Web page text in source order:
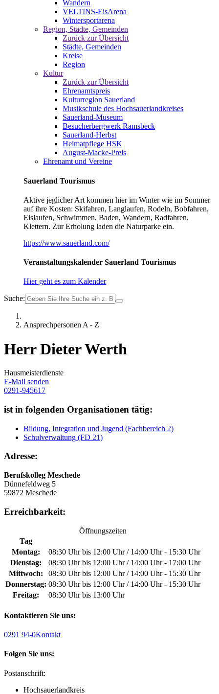
Wandern
VELTINS-EisArena
Wintersportarena
Region, Städte, Gemeinden
Zurück zur Übersicht
Städte, Gemeinden
Kreise
Region
Kultur
Zurück zur Übersicht
Ehrenamtspreis
Kulturregion Sauerland
Musikschule des Hochsauerlandkreises
Sauerland-Museum
Besucherbergwerk Ramsbeck
Sauerland-Herbst
Heimatpflege HSK
August-Macke-Preis
Ehrenamt und Vereine
Sauerland Tourismus
Aktive jeglicher Art kommen hier im Winter wie im Sommer
auf ihre Kosten: Skifahren, Langlaufen, Rodeln, Bobfahren,
Eislaufen, Schwimmen, Baden, Wandern, Radfahren,
Klettern. Zur Erholung laden die Naturparke ein.
https://www.sauerland.com/
Veranstaltungskalender Sauerland Tourismus
Hier geht es zum Kalender
Suche:
Ansprechpersonen A - Z
Herr Dieter Werth
Hausmeisterdienste
E-Mail senden
0291-945617
ist in folgenden Organisationen tätig:
Bildung, Integration und Jugend (Fachbereich 2)
Schulverwaltung (FD 21)
Adresse:
Berufskolleg Meschede
Dünnefeldweg 5
59872 Meschede
Erreichbarkeit:
Öffnungszeiten
Tag
Montag:
08:30 Uhr bis 12:00 Uhr / 14:00 Uhr - 15:30 Uhr
Dienstag:
08:30 Uhr bis 12:00 Uhr / 14:00 Uhr - 17:00 Uhr
Mittwoch:
08:30 Uhr bis 12:00 Uhr / 14:00 Uhr - 15:30 Uhr
Donnerstag: 08:30 Uhr bis 12:00 Uhr / 14:00 Uhr - 15:30 Uhr
Freitag:
08:30 Uhr bis 13:00 Uhr
Kontaktieren Sie uns:
0291 94-0Kontakt
Folgen Sie uns:
Postanschrift:
Hochsauerlandkreis